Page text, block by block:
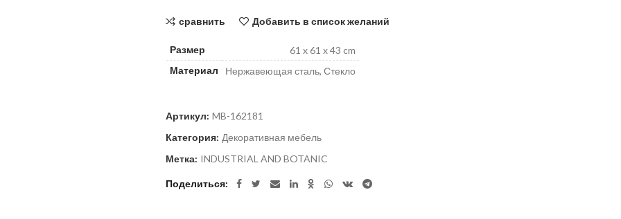
сравнить Добавить в список желаний
Размер
61 x 61 x 43 cm
Материал
Нержавеющая сталь, Стекло
Артикул: MB-162181
Категория: Декоративная мебель
Метка: INDUSTRIAL AND BOTANIC
Поделиться